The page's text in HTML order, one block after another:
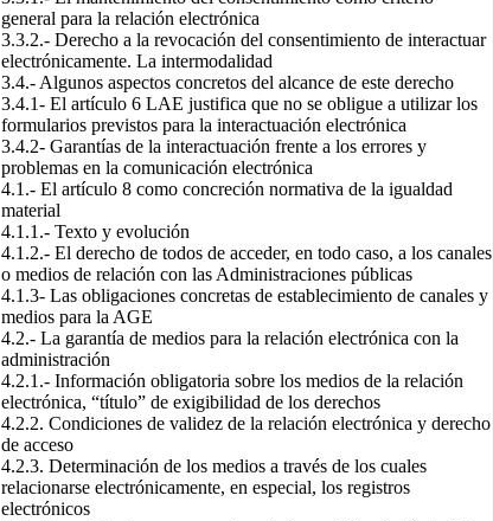
general para la relación electrónica
3.3.2.- Derecho a la revocación del consentimiento de interactuar
electrónicamente. La intermodalidad
3.4.- Algunos aspectos concretos del alcance de este derecho
3.4.1- El artículo 6 LAE justifica que no se obligue a utilizar los
formularios previstos para la interactuación electrónica
3.4.2- Garantías de la interactuación frente a los errores y
problemas en la comunicación electrónica
4.1.- El artículo 8 como concreción normativa de la igualdad
material
4.1.1.- Texto y evolución
4.1.2.- El derecho de todos de acceder, en todo caso, a los canales
o medios de relación con las Administraciones públicas
4.1.3- Las obligaciones concretas de establecimiento de canales y
medios para la AGE
4.2.- La garantía de medios para la relación electrónica con la
administración
4.2.1.- Información obligatoria sobre los medios de la relación
electrónica, “título” de exigibilidad de los derechos
4.2.2. Condiciones de validez de la relación electrónica y derecho
de acceso
4.2.3. Determinación de los medios a través de los cuales
relacionarse electrónicamente, en especial, los registros
electrónicos